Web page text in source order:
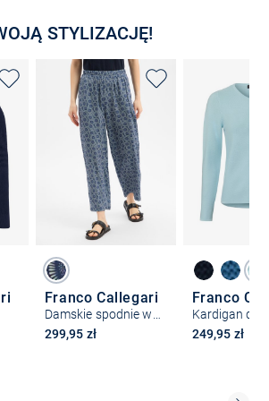
STYLIZACJĘ!
Franco Callegari
299,95 zł
Franco
Kardigan
249,95 zł